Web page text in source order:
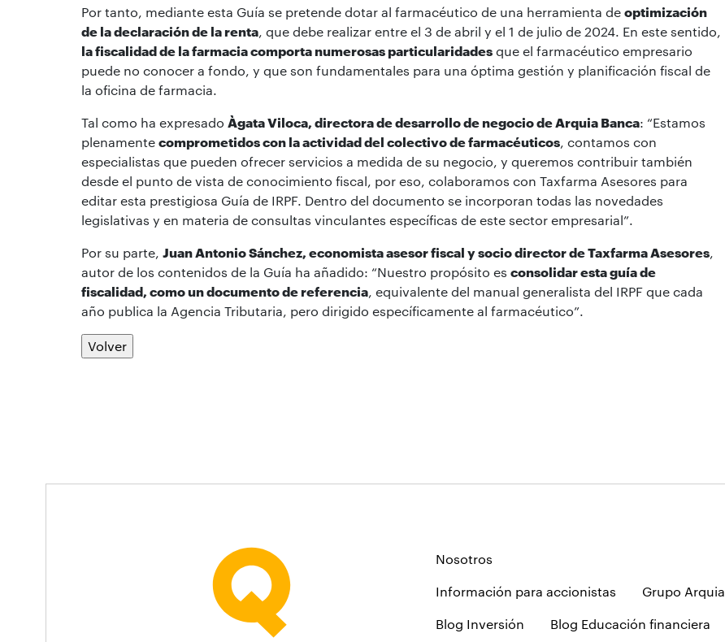
Por tanto, mediante esta Guía se pretende dotar al farmacéutico de una herramienta de optimización
de la declaración de la renta, que debe realizar entre el 3 de abril y el 1 de julio de 2024. En este sentido,
la fiscalidad de la farmacia comporta numerosas particularidades que el farmacéutico empresario
puede no conocer a fondo, y que son fundamentales para una óptima gestión y planificación fiscal de
la oficina de farmacia.
Tal como ha expresado Àgata Viloca, directora de desarrollo de negocio de Arquia Banca: “Estamos
plenamente comprometidos con la actividad del colectivo de farmacéuticos, contamos con
especialistas que pueden ofrecer servicios a medida de su negocio, y queremos contribuir también
desde el punto de vista de conocimiento fiscal, por eso, colaboramos con Taxfarma Asesores para
editar esta prestigiosa Guía de IRPF. Dentro del documento se incorporan todas las novedades
legislativas y en materia de consultas vinculantes específicas de este sector empresarial”.
Por su parte, Juan Antonio Sánchez, economista asesor fiscal y socio director de Taxfarma Asesores,
autor de los contenidos de la Guía ha añadido: “Nuestro propósito es consolidar esta guía de
fiscalidad, como un documento de referencia, equivalente del manual generalista del IRPF que cada
año publica la Agencia Tributaria, pero dirigido específicamente al farmacéutico”.
Volver
Nosotros
Información para accionistas Grupo Arquia
Blog Inversión Blog Educación financiera